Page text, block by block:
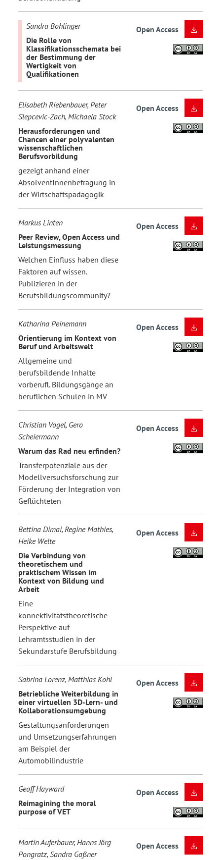
Sandra Bohlinger
Die Rolle von
Klassifikationsschemata bei
der Bestimmung der
Wertigkeit von
Qualifikationen
Open Access
Elisabeth Riebenbauer, Peter
Slepcevic-Zach, Michaela Stock
Herausforderungen und
Chancen einer polyvalenten
wissenschaftlichen
Berufsvorbildung
gezeigt anhand einer
AbsolventInnenbefragung in
der Wirtschaftspädagogik
Open Access
Markus Linten
Peer Review, Open Access und
Leistungsmessung
Welchen Einfluss haben diese
Faktoren auf wissen.
Publizieren in der
Berufsbildungscommunity?
Open Access
Katharina Peinemann
Orientierung im Kontext von
Beruf und Arbeitswelt
Allgemeine und
berufsbildende Inhalte
vorberufl. Bildungsgänge an
beruflichen Schulen in MV
Open Access
Christian Vogel, Gero
Scheiermann
Warum das Rad neu erfinden?
Transferpotenziale aus der
Modellversuchsforschung zur
Förderung der Integration von
Geflüchteten
Open Access
Bettina Dimai, Regine Mathies,
Heike Welte
Die Verbindung von
theoretischem und
praktischem Wissen im
Kontext von Bildung und
Arbeit
Eine
konnektivitätstheoretische
Perspektive auf
Lehramtsstudien in der
Sekundarstufe Berufsbildung
Open Access
Sabrina Lorenz, Matthias Kohl
Betriebliche Weiterbildung in
einer virtuellen 3D-Lern- und
Kollaborationsumgebung
Gestaltungsanforderungen
und Umsetzungserfahrungen
am Beispiel der
Automobilindustrie
Open Access
Geoff Hayward
Reimagining the moral
purpose of VET
Open Access
Martin Auferbauer, Hanns Jörg
Pongratz, Sandra Gaßner
Open Access